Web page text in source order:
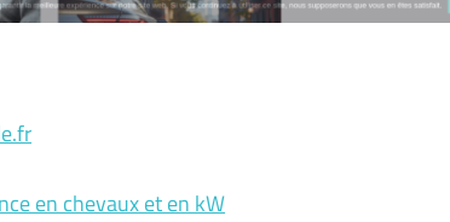
en chevaux et en kW